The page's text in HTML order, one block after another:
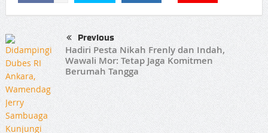
Previous
Hadiri Pesta Nikah Frenly dan Indah,
Wawali Mor: Tetap Jaga Komitmen
Berumah Tangga